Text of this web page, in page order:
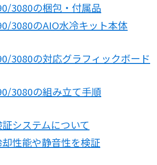
3080の梱包・付属品
3080のAIO水冷キット本体
3080の対応グラフィックボード
3080の組み立て手順
システムについて
性能や静音性を検証